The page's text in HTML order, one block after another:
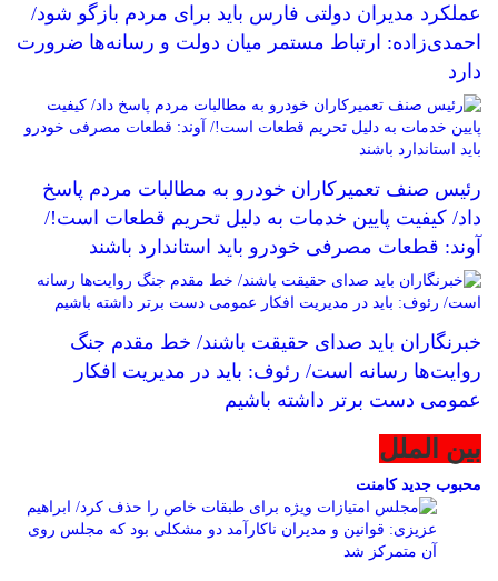
عملکرد مدیران دولتی فارس باید برای مردم بازگو شود/
احمدی‌زاده: ارتباط مستمر میان دولت و رسانه‌ها ضرورت
دارد
رئیس صنف تعمیرکاران خودرو به مطالبات مردم پاسخ
داد/ کیفیت پایین خدمات به دلیل تحریم قطعات است!/
آوند: قطعات مصرفی خودرو باید استاندارد باشند
خبرنگاران باید صدای حقیقت باشند/ خط مقدم جنگ
روایت‌ها رسانه است/ رئوف: باید در مدیریت افکار
عمومی دست برتر داشته باشیم
بین الملل
محبوب جدیدکامنت